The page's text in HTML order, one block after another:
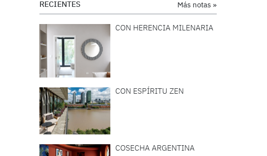
Más notas »
RECIENTES
CON HERENCIA MILENARIA
CON ESPÍRITU ZEN
COSECHA ARGENTINA